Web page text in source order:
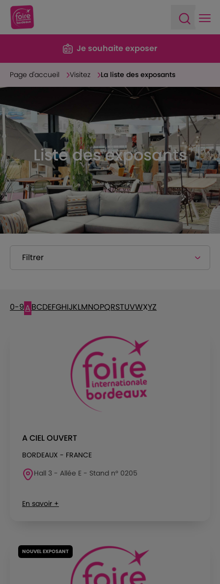
Je souhaite exposer
Page d'accueil Visitez La liste des exposants
Liste des exposants
Filtrer
0-9ABCDEFGHIJKLMNOPQRSTUVWXYZ
A CIEL OUVERT
BORDEAUX - FRANCE
Hall 3 - Allée E - Stand n° 0205
En savoir +
NOUVEL EXPOSANT